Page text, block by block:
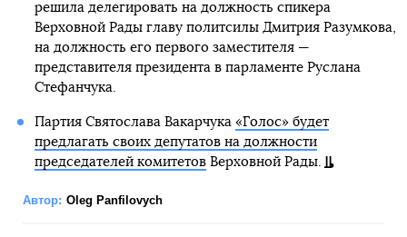
решила делегировать на должность спикера
Верховной Рады главу политсилы Дмитрия Разумкова,
на должность его первого заместителя —
представителя президента в парламенте Руслана
Стефанчука.
Партия Святослава Вакарчука «Голос» будет
предлагать своих депутатов на должности
председателей комитетовВерховной Рады.
Автор: Oleg Panfilovych